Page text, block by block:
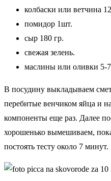
колбаски или ветчина
помидор 1шт.
сыр 180 гр.
свежая зелень.
маслины или оливки 5-
В посудину выкладываем
перебитые венчиком яйца и
компоненты еще раз. Далее
хорошенько вымешиваем,
постоять тесту около 7 минут.